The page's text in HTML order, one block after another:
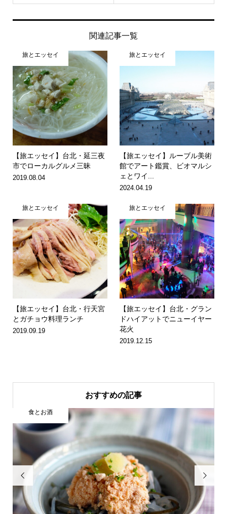
関連記事一覧
旅とエッセイ
【旅エッセイ】台北・延三夜
市でローカルグルメ三昧
2019.08.04
旅とエッセイ
【旅エッセイ】ルーブル美術
館でアート鑑賞、ビオマルシ
ェとワイ...
2024.04.19
旅とエッセイ
【旅エッセイ】台北・行天宮
とガチョウ料理ランチ
2019.09.19
旅とエッセイ
【旅エッセイ】台北・グラン
ドハイアットでニューイヤー
花火
2019.12.15
おすすめの記事

食とお酒
